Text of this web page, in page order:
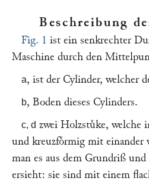
Beschreibung
Fig. 1 ist ein senkrechter
Maschine durch den
a, ist der Cylinder, welcher
b, Boden dieses Cylinders.
c, d zwei Holzstuͤke, welche
und kreuzfoͤrmig mit einander
man es aus dem Grundriß
ersieht: sie sind mit einem